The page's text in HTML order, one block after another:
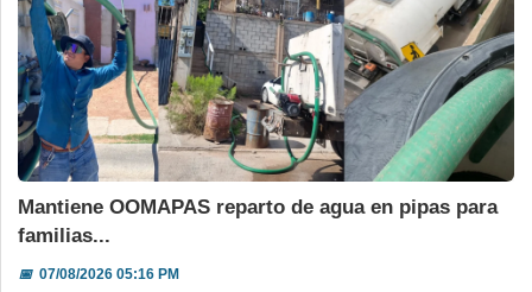
Mantiene OOMAPAS reparto de agua en pipas para
familias...
📅07/08/2026 05:16 PM